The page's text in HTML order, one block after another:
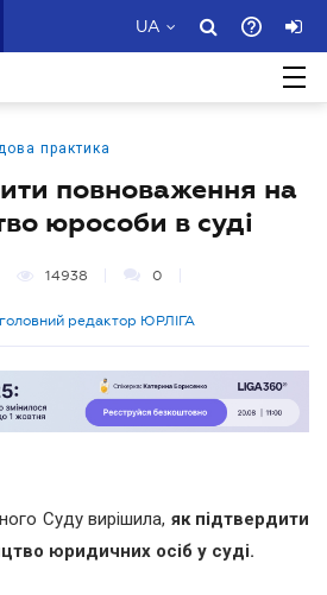
UA
практика
повноваження на
юрособи в суді
14938 0
редактор ЮРЛІГА
Суду вирішила, як підтвердити
юридичних осіб у суді.